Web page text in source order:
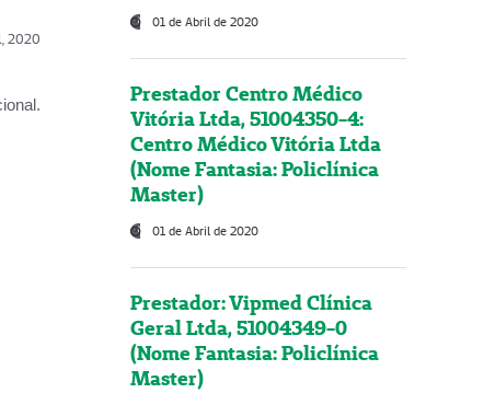
2020
01 de Abril de 2020
Prestador Centro Médico
Vitória Ltda, 51004350-4:
Centro Médico Vitória Ltda
(Nome Fantasia: Policlínica
Master)
01 de Abril de 2020
Prestador: Vipmed Clínica
Geral Ltda, 51004349-0
(Nome Fantasia: Policlínica
Master)